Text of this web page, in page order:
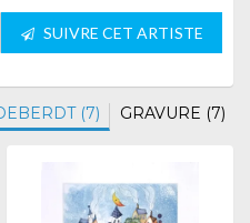
SUIVRE CET ARTISTE
(7) GRAVURE (7)